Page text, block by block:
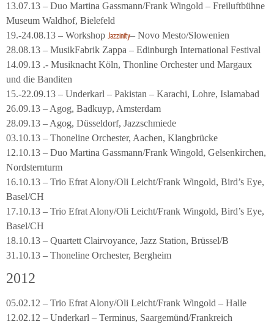
13.07.13 – Duo Martina Gassmann/Frank Wingold – Freiluftbühne
Museum Waldhof, Bielefeld
19.-24.08.13 – Workshop Jazzinity– Novo Mesto/Slowenien
28.08.13 – MusikFabrik Zappa – Edinburgh International Festival
14.09.13 .- Musiknacht Köln, Thonline Orchester und Margaux
und die Banditen
15.-22.09.13 – Underkarl – Pakistan – Karachi, Lohre, Islamabad
26.09.13 – Agog, Badkuyp, Amsterdam
28.09.13 – Agog, Düsseldorf, Jazzschmiede
03.10.13 – Thoneline Orchester, Aachen, Klangbrücke
12.10.13 – Duo Martina Gassmann/Frank Wingold, Gelsenkirchen,
Nordsternturm
16.10.13 – Trio Efrat Alony/Oli Leicht/Frank Wingold, Bird’s Eye,
Basel/CH
17.10.13 – Trio Efrat Alony/Oli Leicht/Frank Wingold, Bird’s Eye,
Basel/CH
18.10.13 – Quartett Clairvoyance, Jazz Station, Brüssel/B
31.10.13 – Thoneline Orchester, Bergheim
2012
05.02.12 – Trio Efrat Alony/Oli Leicht/Frank Wingold – Halle
12.02.12 – Underkarl – Terminus, Saargemünd/Frankreich